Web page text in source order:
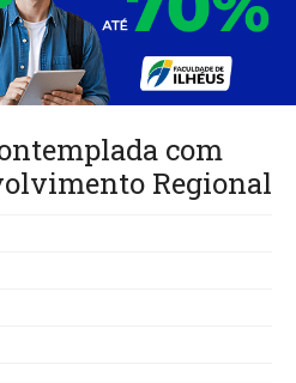
com
Regional